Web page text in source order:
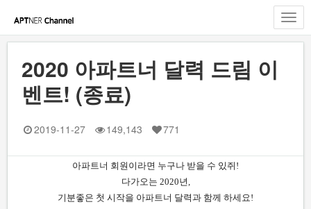
2020 아파트너 달력 드림 이
벤트! (종료)
2019-11-27 149,143 771
아파트너 회원이라면 누구나 받을 수 있쥐!
다가오는 2020년,
기분좋은 첫 시작을 아파트너 달력과 함께 하세요!